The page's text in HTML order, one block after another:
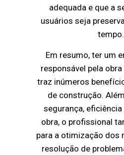
adequada e que a
usuários seja
tempo.
Em resumo, ter um
responsável pela
traz inúmeros
de construção.
segurança,
obra, o profissional
para a otimização dos
resolução de